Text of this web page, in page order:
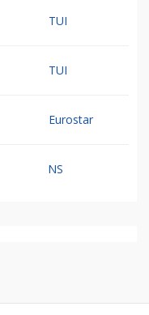
TUI
TUI
Eurostar
NS